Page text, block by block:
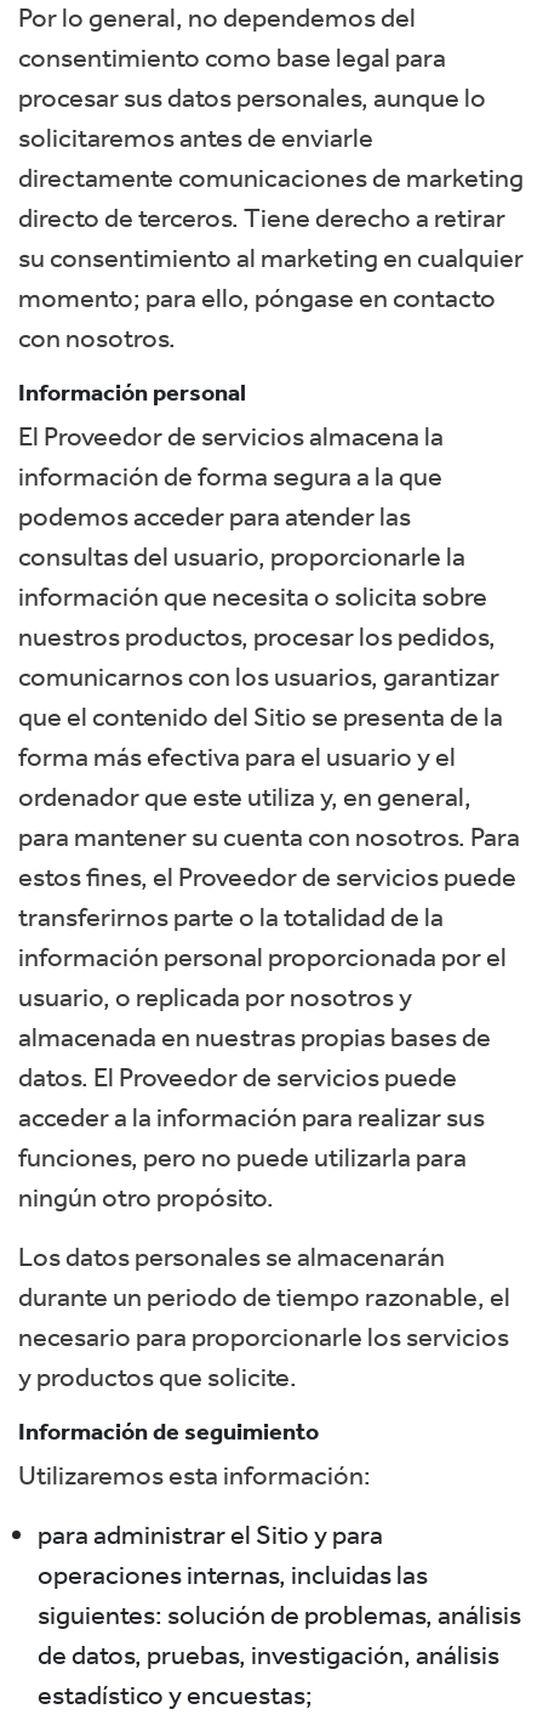
Por lo general, no dependemos del
consentimiento como base legal para
procesar sus datos personales, aunque lo
solicitaremos antes de enviarle
directamente comunicaciones de marketing
directo de terceros. Tiene derecho a retirar
su consentimiento al marketing en cualquier
momento; para ello, póngase en contacto
con nosotros.
Información personal
El Proveedor de servicios almacena la
información de forma segura a la que
podemos acceder para atender las
consultas del usuario, proporcionarle la
información que necesita o solicita sobre
nuestros productos, procesar los pedidos,
comunicarnos con los usuarios, garantizar
que el contenido del Sitio se presenta de la
forma más efectiva para el usuario y el
ordenador que este utiliza y, en general,
para mantener su cuenta con nosotros. Para
estos fines, el Proveedor de servicios puede
transferirnos parte o la totalidad de la
información personal proporcionada por el
usuario, o replicada por nosotros y
almacenada en nuestras propias bases de
datos. El Proveedor de servicios puede
acceder a la información para realizar sus
funciones, pero no puede utilizarla para
ningún otro propósito.
Los datos personales se almacenarán
durante un periodo de tiempo razonable, el
necesario para proporcionarle los servicios
y productos que solicite.
Información de seguimiento
Utilizaremos esta información:
para administrar el Sitio y para
operaciones internas, incluidas las
siguientes: solución de problemas, análisis
de datos, pruebas, investigación, análisis
estadístico y encuestas;